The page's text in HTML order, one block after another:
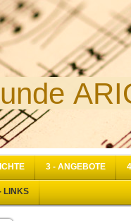
3 - ANGEBOTE
LINKS